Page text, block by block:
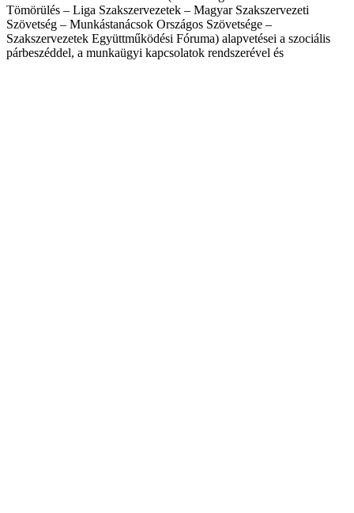
Tömörülés – Liga Szakszervezetek – Magyar Szakszervezeti
Szövetség – Munkástanácsok Országos Szövetsége –
Szakszervezetek Együttműködési Fóruma) alapvetései a szociális
párbeszéddel, a munkaügyi kapcsolatok rendszerével és